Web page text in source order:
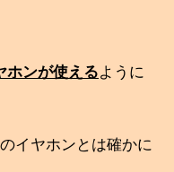
ホンが使えるように
イヤホンとは確かに